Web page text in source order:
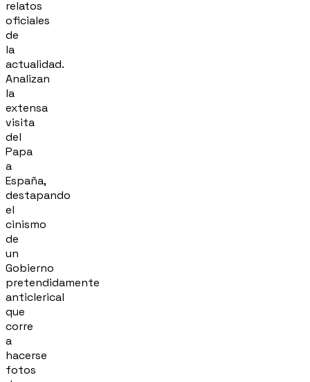
relatos
oficiales
de
la
actualidad.
Analizan
la
extensa
visita
del
Papa
a
España,
destapando
el
cinismo
de
un
Gobierno
pretendidamente
anticlerical
que
corre
a
hacerse
fotos